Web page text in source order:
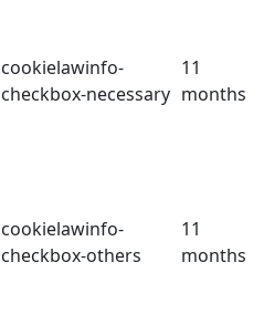
cookielawinfo-
checkbox-necessary
11
months
cookielawinfo-
checkbox-others
11
months